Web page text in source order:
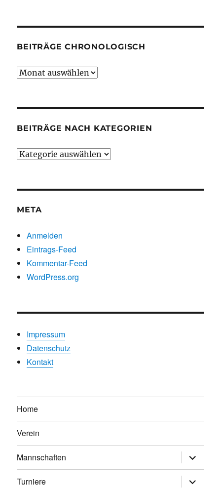
BEITRÄGE CHRONOLOGISCH
Beiträge
BEITRÄGE NACH KATEGORIEN
Beiträge
META
Anmelden
Eintrags-Feed
Kommentar-Feed
WordPress.org
Impressum
Datenschutz
Kontakt
Home
Verein
Mannschaften
anzeigen
Turniere
anzeigen